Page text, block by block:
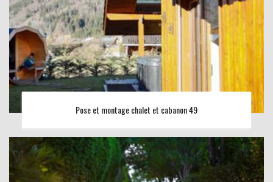
Pose et montage chalet et cabanon 49